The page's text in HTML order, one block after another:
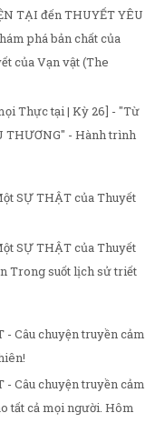
TẠI đến THUYẾT YÊU
phá bản chất của
của Vạn vật (The
Thực tại | Kỳ 26] - "Từ
THƯƠNG" - Hành trình
SỰ THẬT của Thuyết
SỰ THẬT của Thuyết
Trong suốt lịch sử triết
Câu chuyện truyền cảm
Câu chuyện truyền cảm
tất cả mọi người. Hôm